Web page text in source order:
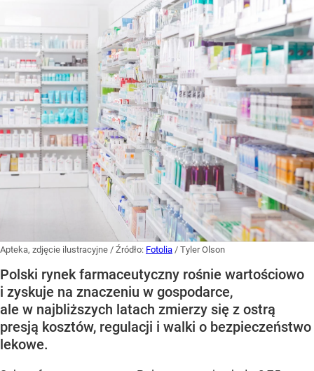
Apteka, zdjęcie ilustracyjne / Źródło: Fotolia / Tyler Olson
Polski rynek farmaceutyczny rośnie wartościowo
i zyskuje na znaczeniu w gospodarce,
ale w najbliższych latach zmierzy się z ostrą
presją kosztów, regulacji i walki o bezpieczeństwo
lekowe.